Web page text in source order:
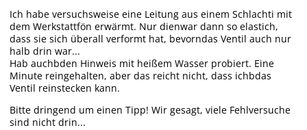
Ich habe versuchsweise eine Leitung aus einem Schlachti mit
dem Werkstattfön erwärmt. Nur dienwar dann so elastich,
dass sie sich überall verformt hat, bevorndas Ventil auch nur
halb drin war...
Hab auchbden Hinweis mit heißem Wasser probiert. Eine
Minute reingehalten, aber das reicht nicht, dass ichbdas
Ventil reinstecken kann.
Bitte dringend um einen Tipp! Wir gesagt, viele Fehlversuche
sind nicht drin...